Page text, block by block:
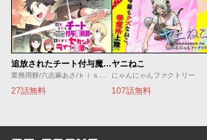
追放されたチート付与魔術師は気ままなセカンドライフを謳歌する。 ～俺は武器だけじゃなく、あらゆるものに『強化ポイント』を付与できるし、俺の意思でいつでも効果を解除できるけど、残った人たち大丈夫？～
業務用餅/六志麻あさ/ｋｉｓｕｉ
27話無料
ヤニねこ
にゃんにゃんファクトリー
107話無料